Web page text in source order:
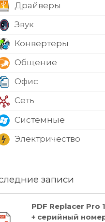
Драйверы
Звук
Конвертеры
Общение
Офис
Сеть
Системные
Электричество
записи
PDF Replacer Pro
+ серийный